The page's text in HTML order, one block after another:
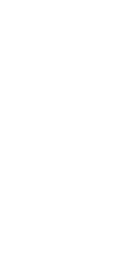
de carburant